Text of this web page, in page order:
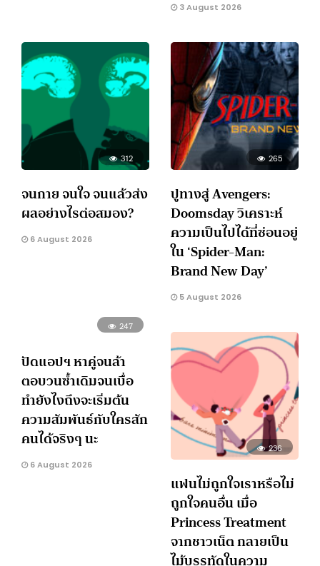
3 August 2026
312
จนกาย จนใจ จนแล้วส่ง
ผลอย่างไรต่อสมอง?
6 August 2026
265
ปูทางสู่ Avengers:
Doomsday วิเคราะห์
ความเป็นไปได้ที่ซ่อนอยู่
ใน ‘Spider-Man:
Brand New Day’
5 August 2026
247
ปัดแอปฯ หาคู่จนล้า
ตอบวนซ้ำเดิมจนเบื่อ
ทำยังไงถึงจะเริ่มต้น
ความสัมพันธ์กับใครสัก
คนได้จริงๆ นะ
6 August 2026
236
แฟนไม่ถูกใจเราหรือไม่
ถูกใจคนอื่น เมื่อ
Princess Treatment
จากชาวเน็ต กลายเป็น
ไม้บรรทัดในความ